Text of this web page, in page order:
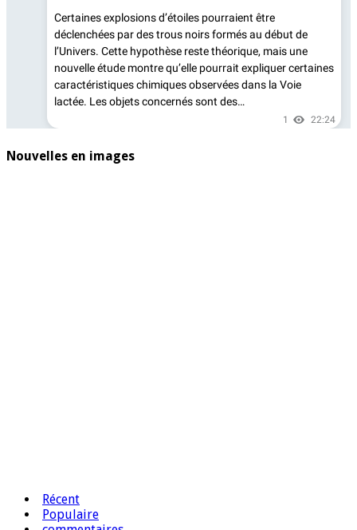
Nouvelles en images
Récent
Populaire